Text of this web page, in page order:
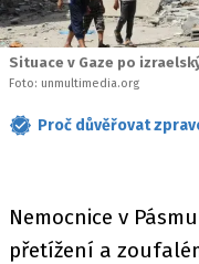
Situace v Gaze po
Foto: unmultimedia.org
Proč důvěřovat
Nemocnice v
přetížení a